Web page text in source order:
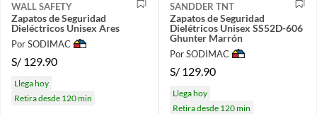
WALL SAFETY
Zapatos de Seguridad
Dieléctricos Unisex Ares
Por SODIMAC
S/ 129.90
Llega hoy
Retira desde 120 min
SANDDER TNT
Zapatos de Seguridad
Dielétricos Unisex SS52D-606
Ghunter Marrón
Por SODIMAC
S/ 129.90
Llega hoy
Retira desde 120 min